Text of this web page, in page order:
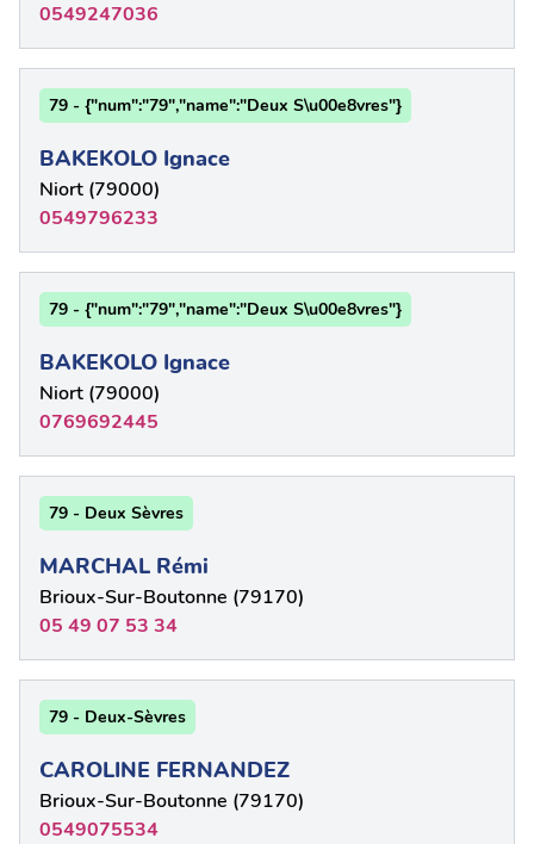
0549247036
79 - {"num":"79","name":"Deux S\u00e8vres"}
BAKEKOLO Ignace
Niort (79000)
0549796233
79 - {"num":"79","name":"Deux S\u00e8vres"}
BAKEKOLO Ignace
Niort (79000)
0769692445
79 - Deux Sèvres
MARCHAL Rémi
Brioux-Sur-Boutonne (79170)
05 49 07 53 34
79 - Deux-Sèvres
CAROLINE FERNANDEZ
Brioux-Sur-Boutonne (79170)
0549075534